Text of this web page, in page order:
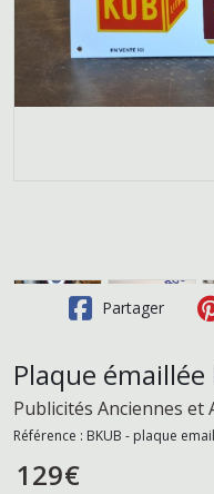
Partager
Plaque
Publicités Anciennes et
Référence : BKUB - plaque
129€